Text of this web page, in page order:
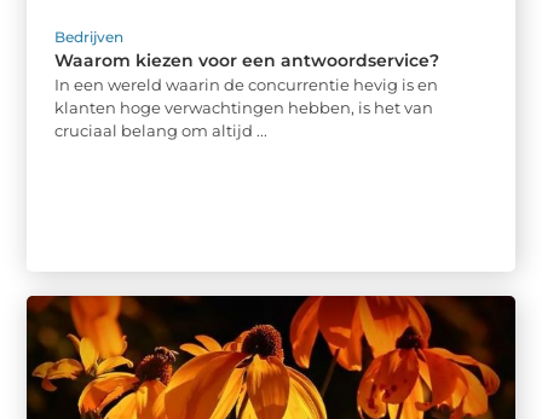
Bedrijven
Waarom kiezen voor een antwoordservice?
In een wereld waarin de concurrentie hevig is en
klanten hoge verwachtingen hebben, is het van
cruciaal belang om altijd ...